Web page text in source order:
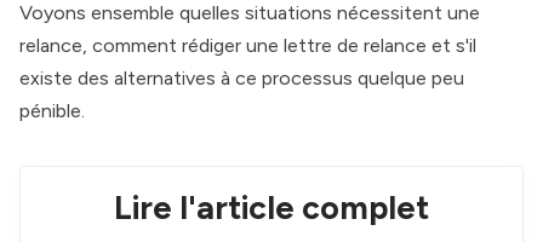
Voyons ensemble quelles situations nécessitent une
relance, comment rédiger une lettre de relance et s'il
existe des alternatives à ce processus quelque peu
pénible.
Lire l'article complet